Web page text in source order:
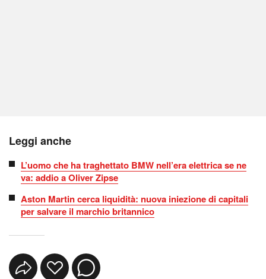
Leggi anche
L’uomo che ha traghettato BMW nell’era elettrica se ne
va: addio a Oliver Zipse
Aston Martin cerca liquidità: nuova iniezione di capitali
per salvare il marchio britannico